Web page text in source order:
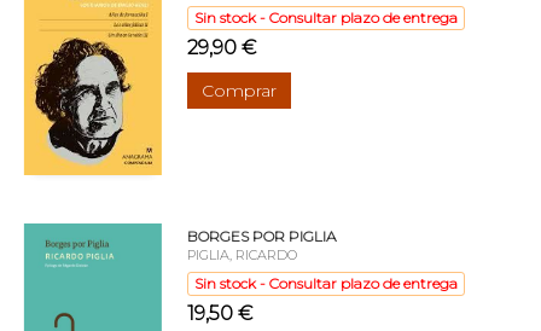
Sin stock - Consultar plazo de entrega
29,90 €
Comprar
BORGES POR PIGLIA
PIGLIA, RICARDO
Sin stock - Consultar plazo de entrega
19,50 €